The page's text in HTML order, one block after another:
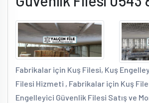
Fabrikalar için Kuş Filesi, Kuş
Filesi Hizmeti , Fabrikalar için Kuş
Engelleyici Güvenlik Filesi Satış ve